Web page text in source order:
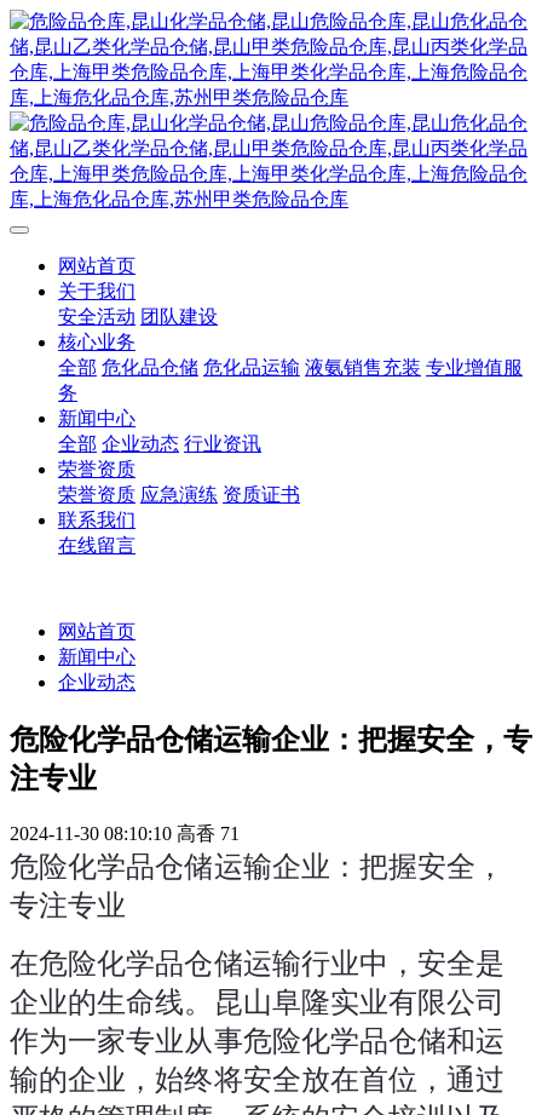
网站首页
关于我们
安全活动 团队建设
核心业务
全部 危化品仓储 危化品运输 液氨销售充装 专业增值服
务
新闻中心
全部 企业动态 行业资讯
荣誉资质
荣誉资质 应急演练 资质证书
联系我们
在线留言
网站首页
新闻中心
企业动态
危险化学品仓储运输企业：把握安全，专
注专业
2024-11-30 08:10:10 高香 71
危险化学品仓储运输企业：把握安全，
专注专业
在危险化学品仓储运输行业中，安全是
企业的生命线。昆山阜隆实业有限公司
作为一家专业从事危险化学品仓储和运
输的企业，始终将安全放在首位，通过